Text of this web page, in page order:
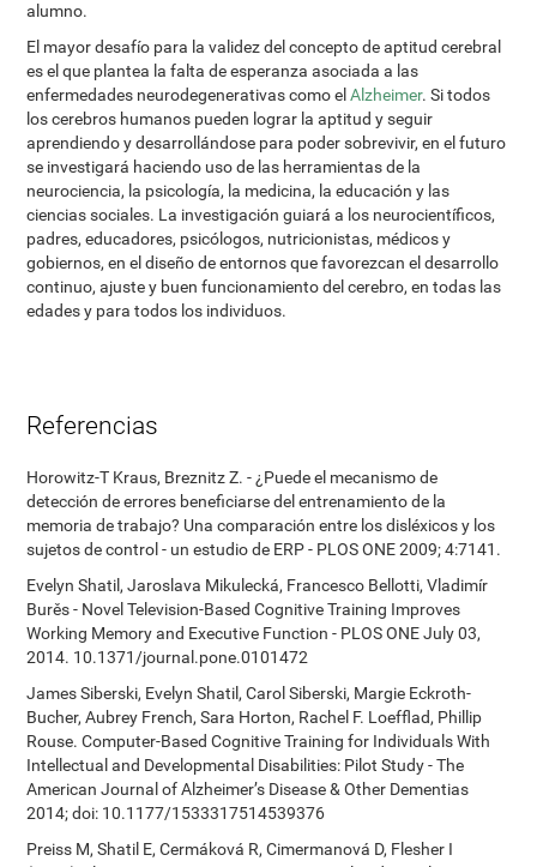
alumno.
El mayor desafío para la validez del concepto de aptitud cerebral
es el que plantea la falta de esperanza asociada a las
enfermedades neurodegenerativas como elAlzheimer. Si todos
los cerebros humanos pueden lograr la aptitud y seguir
aprendiendo y desarrollándose para poder sobrevivir, en el futuro
se investigará haciendo uso de las herramientas de la
neurociencia, la psicología, la medicina, la educación y las
ciencias sociales. La investigación guiará a los neurocientíficos,
padres, educadores, psicólogos, nutricionistas, médicos y
gobiernos, en el diseño de entornos que favorezcan el desarrollo
continuo, ajuste y buen funcionamiento del cerebro, en todas las
edades y para todos los individuos.
Referencias
Horowitz-T Kraus, Breznitz Z. - ¿Puede el mecanismo de
detección de errores beneficiarse del entrenamiento de la
memoria de trabajo? Una comparación entre los disléxicos y los
sujetos de control - un estudio de ERP - PLOS ONE 2009; 4:7141.
Evelyn Shatil, Jaroslava Mikulecká, Francesco Bellotti, Vladimír
Burěs - Novel Television-Based Cognitive Training Improves
Working Memory and Executive Function - PLOS ONE July 03,
2014. 10.1371/journal.pone.0101472
James Siberski, Evelyn Shatil, Carol Siberski, Margie Eckroth-
Bucher, Aubrey French, Sara Horton, Rachel F. Loefflad, Phillip
Rouse. Computer-Based Cognitive Training for Individuals With
Intellectual and Developmental Disabilities: Pilot Study - The
American Journal of Alzheimer’s Disease & Other Dementias
2014; doi: 10.1177/1533317514539376
Preiss M, Shatil E, Cermáková R, Cimermanová D, Flesher I